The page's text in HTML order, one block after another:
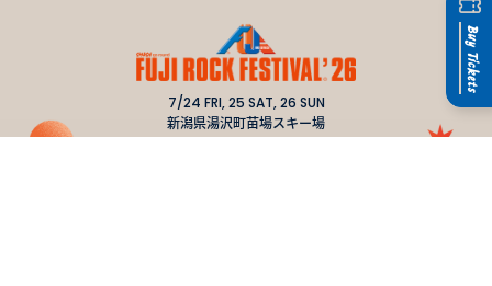
7/24 FRI, 25 SAT, 26 SUN
新潟県湯沢町苗場スキー場